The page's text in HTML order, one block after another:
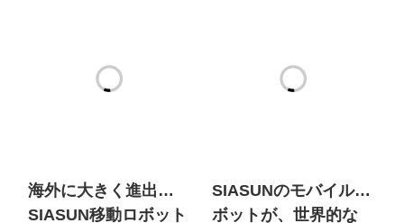
海外に大きく進出！
SIASUN移動ロボット
SIASUNのモバイルロ
ボットが、世界的な